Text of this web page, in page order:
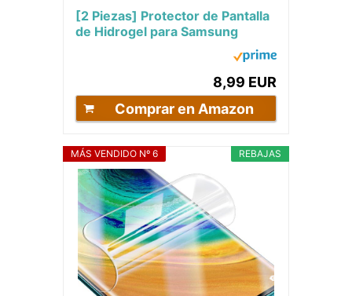
[2 Piezas] Protector de Pantalla
de Hidrogel para Samsung
8,99 EUR
Comprar en Amazon
REBAJAS
MÁS VENDIDO Nº 6